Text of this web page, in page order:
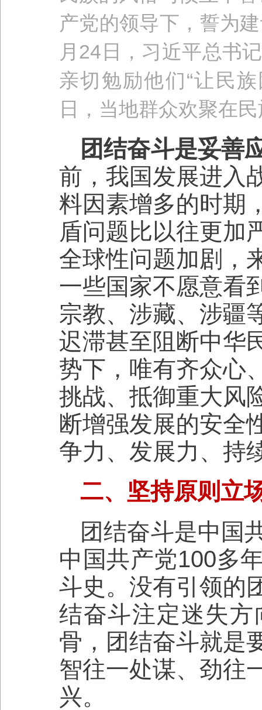
产党的领导下，誓为
月24日，习近平总书
亲切勉励他们“让民
日，当地群众欢聚在
团结奋斗是妥善
前，我国发展进入
料因素增多的时期
盾问题比以往更加
全球性问题加剧，
一些国家不愿意看
宗教、涉藏、涉疆
迟滞甚至阻断中华
势下，唯有齐众心
挑战、抵御重大风
断增强发展的安全
争力、发展力、持
二、坚持原则立
团结奋斗是中国
中国共产党100多
斗史。没有引领的
结奋斗注定迷失
骨，团结奋斗就是
智往一处谋、劲往
兴。